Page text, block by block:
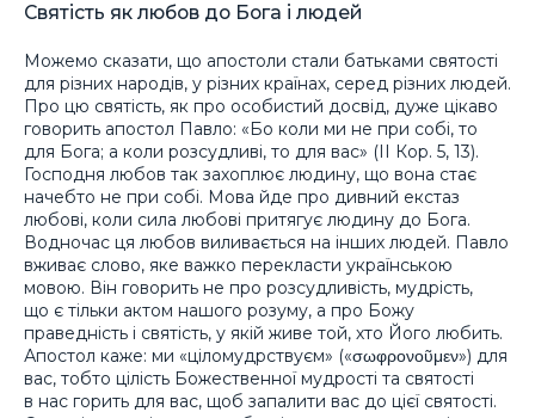
Святість як любов до Бога і людей
Можемо сказати, що апостоли стали батьками святості
для різних народів, у різних країнах, серед різних людей.
Про цю святість, як про особистий досвід, дуже цікаво
говорить апостол Павло: «Бо коли ми не при собі, то
для Бога; а коли розсудливі, то для вас» (ІІ Кор. 5, 13).
Господня любов так захоплює людину, що вона стає
начебто не при собі. Мова йде про дивний екстаз
любові, коли сила любові притягує людину до Бога.
Водночас ця любов виливається на інших людей. Павло
вживає слово, яке важко перекласти українською
мовою. Він говорить не про розсудливість, мудрість,
що є тільки актом нашого розуму, а про Божу
праведність і святість, у якій живе той, хто Його любить.
Апостол каже: ми «ціломудрствуєм» («σωφρονοῦμεν») для
вас, тобто цілість Божественної мудрості та святості
в нас горить для вас, щоб запалити вас до цієї святості.